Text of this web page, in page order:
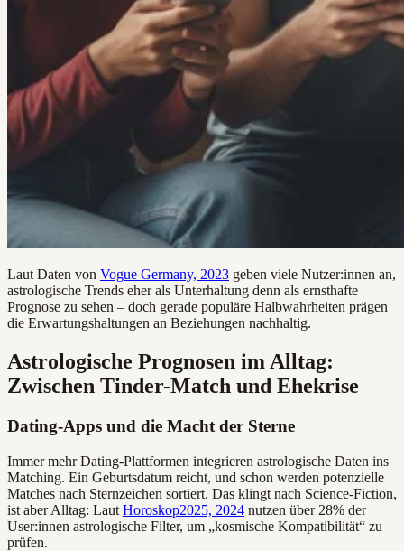
Laut Daten von Vogue Germany, 2023 geben viele Nutzer:innen an,
astrologische Trends eher als Unterhaltung denn als ernsthafte
Prognose zu sehen – doch gerade populäre Halbwahrheiten prägen
die Erwartungshaltungen an Beziehungen nachhaltig.
Astrologische Prognosen im Alltag:
Zwischen Tinder-Match und Ehekrise
Dating-Apps und die Macht der Sterne
Immer mehr Dating-Plattformen integrieren astrologische Daten ins
Matching. Ein Geburtsdatum reicht, und schon werden potenzielle
Matches nach Sternzeichen sortiert. Das klingt nach Science-Fiction,
ist aber Alltag: Laut Horoskop2025, 2024 nutzen über 28% der
User:innen astrologische Filter, um „kosmische Kompatibilität“ zu
prüfen.